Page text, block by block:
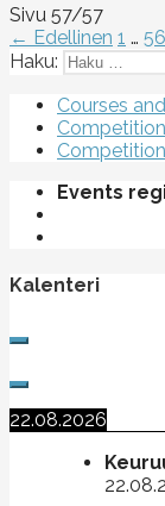
Sivu 57/57
← Edellinen 1 … 56
Haku:
Courses
Events
Kalenteri
22.08.2026